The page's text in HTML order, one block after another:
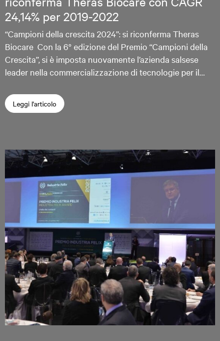
24,14% per 2019-2022
“Campioni della crescita 2024”: si riconferma Theras
Biocare Con la 6° edizione del Premio “Campioni della
Crescita”, si è imposta nuovamente l’azienda salsese
leader nella commercializzazione di tecnologie per il…
Leggi l'articolo